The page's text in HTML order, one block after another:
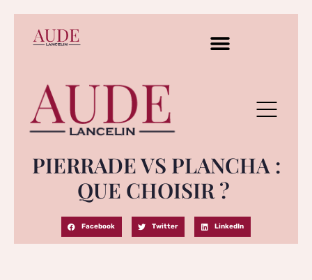
PIERRADE VS PLANCHA :
QUE CHOISIR ?
Facebook Twitter LinkedIn